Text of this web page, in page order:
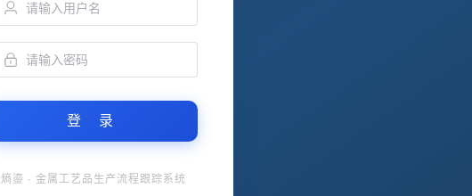
登 录
熵鎏 · 金属工艺品生产流程跟踪系统